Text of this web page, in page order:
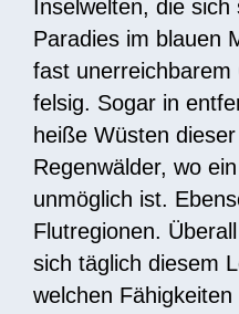
Inselwelten, die sich
Paradies im blauen
fast unerreichbarem
felsig. Sogar in
heiße Wüsten
Regenwälder, wo
unmöglich ist.
Flutregionen.
sich täglich diesem
welchen